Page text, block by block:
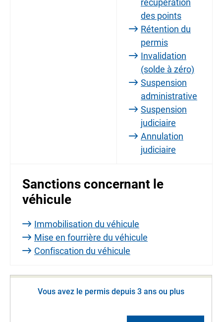
récupération
des points
Rétention du
permis
Invalidation
(solde à zéro)
Suspension
administrative
Suspension
judiciaire
Annulation
judiciaire
Sanctions concernant le
véhicule
Immobilisation du véhicule
Mise en fourrière du véhicule
Confiscation du véhicule
Vous avez le permis depuis 3 ans ou plus